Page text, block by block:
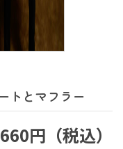
トとマフラー
660円（税込）